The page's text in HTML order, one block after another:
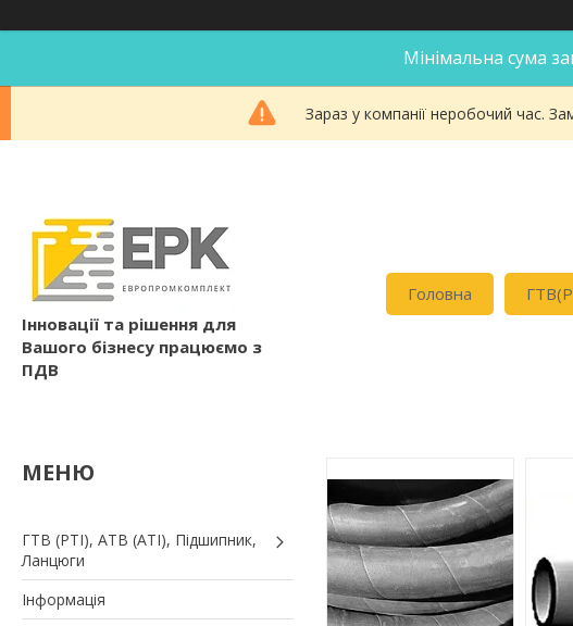
Мінімальна сума
Зараз у компанії неробочий час.
Інновації та рішення для
Вашого бізнесу працюємо з
ПДВ
Головна
ГТВ (РТI), АТВ (АТI), Пiдшипник,
Ланцюги
Iнформація